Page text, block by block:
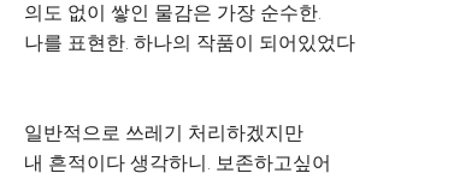
의도 없이 쌓인 물감은 가장 순수한.
나를 표현한. 하나의 작품이 되어있었다
일반적으로 쓰레기 처리하겠지만
내 흔적이다 생각하니. 보존하고싶어